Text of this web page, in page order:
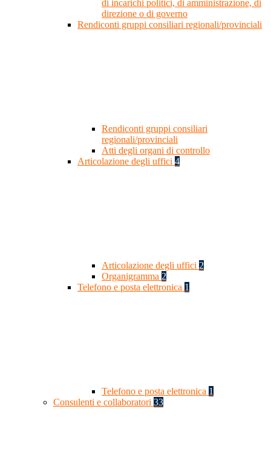
di incarichi politici, di amministrazione, di
direzione o di governo
Rendiconti gruppi consiliari regionali/provinciali
Rendiconti gruppi consiliari
regionali/provinciali
Atti degli organi di controllo
Articolazione degli uffici 4
Articolazione degli uffici 2
Organigramma 2
Telefono e posta elettronica 1
Telefono e posta elettronica 1
Consulenti e collaboratori 33